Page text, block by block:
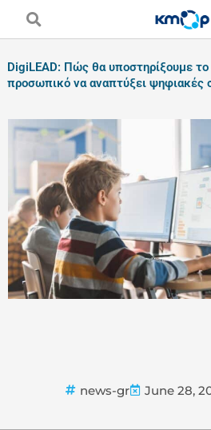
DigiLEAD: Πώς θα υποστηρίξουμε το
προσωπικό να αναπτύξει ψηφιακές
news-gr June 28,